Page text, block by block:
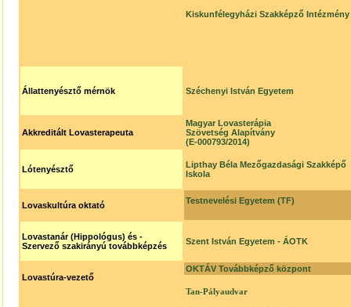
Kiskunfélegyházi Szakképző Intézmény
Állattenyésztő mérnök Széchenyi István Egyetem
Akkreditált Lovasterapeuta
Magyar Lovasterápia
Szövetség Alapítvány
(E-000793/2014)
Lótenyésztő
Lipthay Béla Mezőgazdasági Szakképő
Iskola
Lovaskultúra oktató Testnevelési Egyetem (TF)
Lovastanár (Hippológus) és -
Szervező szakirányú továbbképzés
Szent István Egyetem - ÁOTK
Lovastúra-vezető
OKTÁV Továbbképző központ
Tan-Pályaudvar